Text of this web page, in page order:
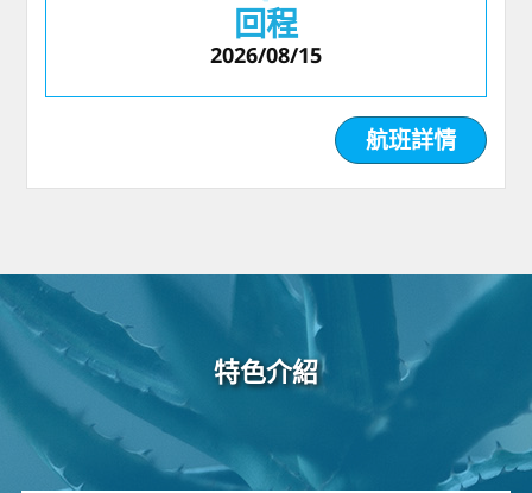
回程
2026/08/15
航班詳情
特色介紹